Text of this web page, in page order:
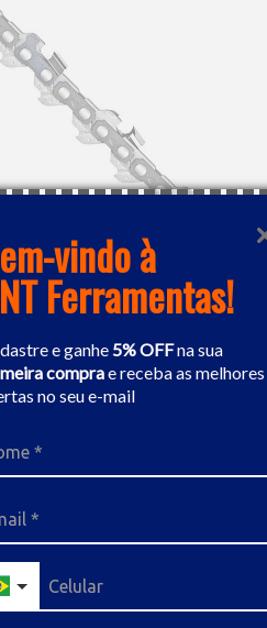
vindo à
Ferramentas!
e ganhe5% OFFna sua
comprae receba as melhores
no seu e-mail
Motosserra Picco Micro 3 3/8"
PM3
,15